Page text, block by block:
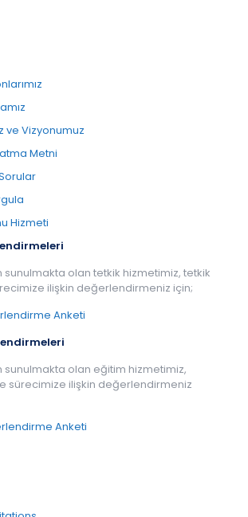
ve Vizyonumuz
Metni
Hizmeti
sunulmakta olan tetkik hizmetimiz, tetkik
ilişkin değerlendirmeniz için;
Anketi
sunulmakta olan eğitim hizmetimiz,
sürecimize ilişkin değerlendirmeniz
Anketi